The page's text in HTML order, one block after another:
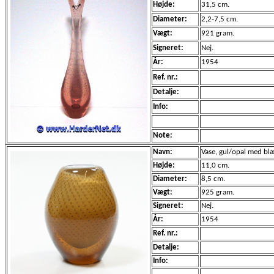
Højde:
31,5 cm.
Diameter:
2,2-7,5 cm.
Vægt:
921 gram.
Signeret:
Nej.
År:
1954
Ref. nr.:
Detalje:
Info:
Note:
Navn:
Vase, gul/opal med
Højde:
11,0 cm.
Diameter:
8,5 cm.
Vægt:
925 gram.
Signeret:
Nej.
År:
1954
Ref. nr.:
Detalje:
Info: